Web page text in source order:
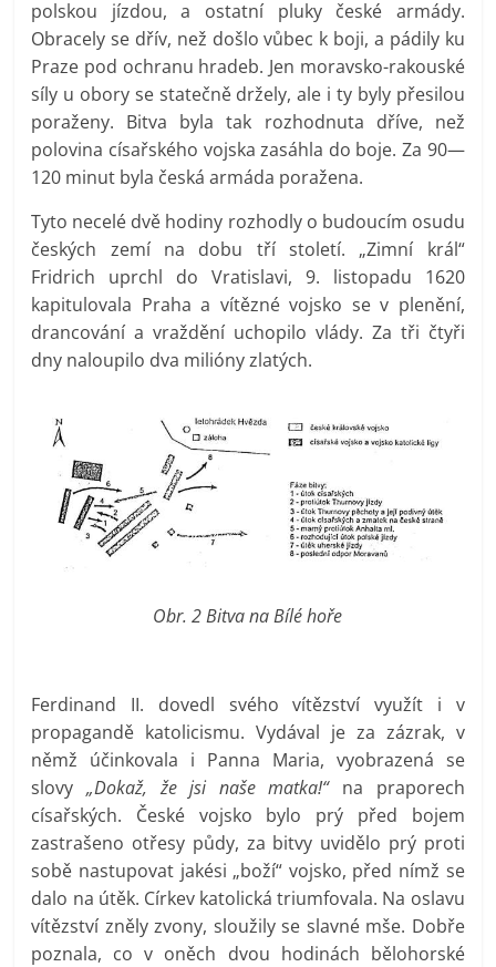
polskou jízdou, a ostatní pluky české armády.
Obracely se dřív, než došlo vůbec k boji, a pádily ku
Praze pod ochranu hradeb. Jen moravsko-rakouské
síly u obory se statečně držely, ale i ty byly přesilou
poraženy. Bitva byla tak rozhodnuta dříve, než
polovina císařského vojska zasáhla do boje. Za 90—
120 minut byla česká armáda poražena.
Tyto necelé dvě hodiny rozhodly o budoucím osudu
českých zemí na dobu tří století. „Zimní král“
Fridrich uprchl do Vratislavi, 9. listopadu 1620
kapitulovala Praha a vítězné vojsko se v plenění,
drancování a vraždění uchopilo vlády. Za tři čtyři
dny naloupilo dva milióny zlatých.
Obr. 2 Bitva na Bílé hoře
Ferdinand II. dovedl svého vítězství využít i v
propagandě katolicismu. Vydával je za zázrak, v
němž účinkovala i Panna Maria, vyobrazená se
slovy„Dokaž, že jsi naše matka!“na praporech
císařských. České vojsko bylo prý před bojem
zastrašeno otřesy půdy, za bitvy uvidělo prý proti
sobě nastupovat jakési „boží“ vojsko, před nímž se
dalo na útěk. Církev katolická triumfovala. Na oslavu
vítězství zněly zvony, sloužily se slavné mše. Dobře
poznala, co v oněch dvou hodinách bělohorské